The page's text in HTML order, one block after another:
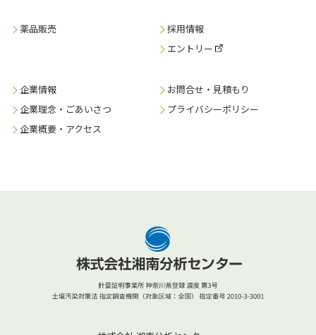
薬品販売
採用情報
エントリー
企業情報
企業理念・ごあいさつ
企業概要・アクセス
お問合せ・見積もり
プライバシーポリシー